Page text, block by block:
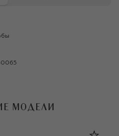
МОДЕЛИ